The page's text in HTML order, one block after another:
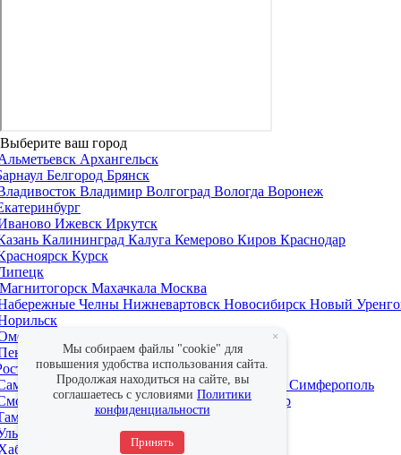
Выберите ваш город
Архангельск
Белгород Брянск
Владимир Волгоград Вологда Воронеж
Ижевск Иркутск
Калининград Калуга Кемерово Киров Краснодар
Курск
Магнитогорск Махачкала Москва
Челны Нижневартовск Новосибирск Новый
Пермь
на-ДонуРязань
Санкт-ПетербургСаратовСевастополь Симферополь
СочиСтавропольСургутСыктывкар
ТольяттиТомскТула
×
Мы собираем файлы "cookie" для
повышения удобства использования сайта.
Продолжая находиться на сайте, вы
соглашаетесь с условиями Политики
конфиденциальности
Принять